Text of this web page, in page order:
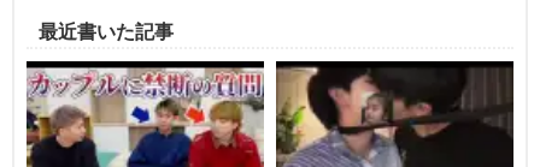
最近書いた記事